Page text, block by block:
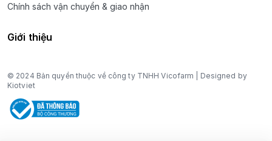
Chính sách vận chuyển & giao nhận
Giới thiệu
© 2024 Bản quyền thuộc về công ty TNHH Vicofarm | Designed by
Kiotviet